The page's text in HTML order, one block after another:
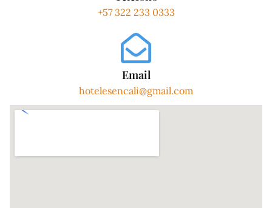
+57 322 233 0333
Email
hotelesencali@gmail.com